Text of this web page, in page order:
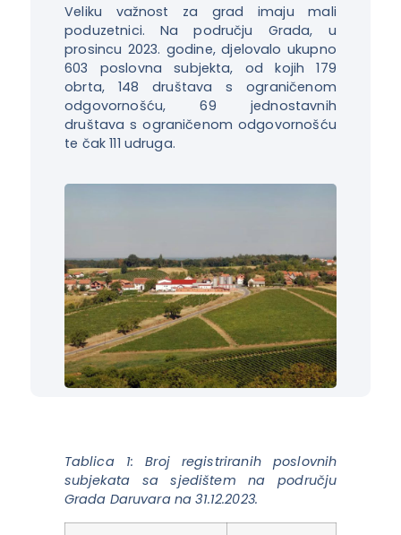
Veliku važnost za grad imaju mali
poduzetnici. Na području Grada, u
prosincu 2023. godine, djelovalo ukupno
603 poslovna subjekta, od kojih 179
obrta, 148 društava s ograničenom
odgovornošću, 69 jednostavnih
društava s ograničenom odgovornošću
te čak 111 udruga.
Tablica 1: Broj registriranih poslovnih
subjekata sa sjedištem na području
Grada Daruvara na 31.12.2023.